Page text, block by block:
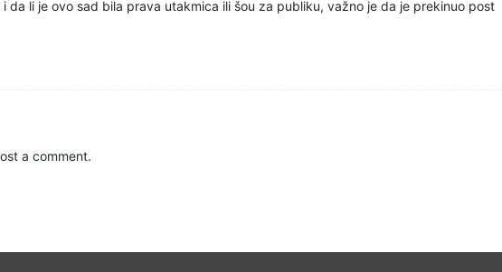
da li je ovo sad bila prava utakmica ili šou za publiku, važno je da je prekinuo post
a comment.